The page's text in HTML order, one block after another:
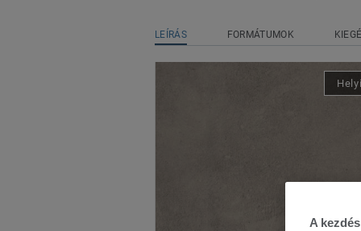
LEÍRÁS FORMÁTUMOK
A